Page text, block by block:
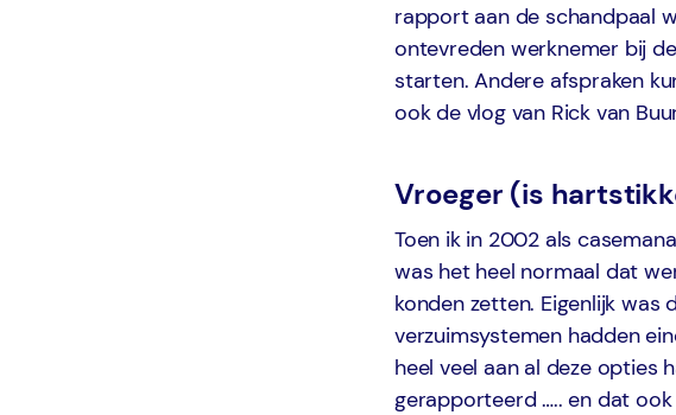
rapport aan de schandpaal
ontevreden werknemer bij
starten. Andere afspraken
ook de vlog van Rick van
Vroeger (is
Toen ik in 2002 als
was het heel normaal dat
konden zetten. Eigenlijk
verzuimsystemen hadden
heel veel aan al deze opties
gerapporteerd ….. en dat